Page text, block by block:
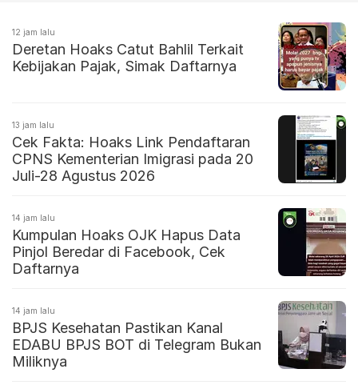
12 jam lalu
Deretan Hoaks Catut Bahlil Terkait
Kebijakan Pajak, Simak Daftarnya
13 jam lalu
Cek Fakta: Hoaks Link Pendaftaran
CPNS Kementerian Imigrasi pada 20
Juli-28 Agustus 2026
14 jam lalu
Kumpulan Hoaks OJK Hapus Data
Pinjol Beredar di Facebook, Cek
Daftarnya
14 jam lalu
BPJS Kesehatan Pastikan Kanal
EDABU BPJS BOT di Telegram Bukan
Miliknya